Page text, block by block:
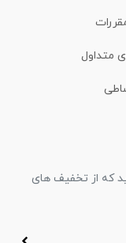
متداول
که از تخفیف های